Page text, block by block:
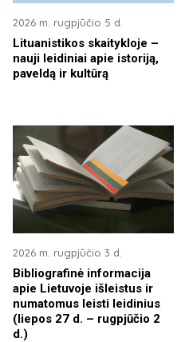
2026 m. rugpjūčio 5 d.
Lituanistikos skaitykloje –
nauji leidiniai apie istoriją,
paveldą ir kultūrą
2026 m. rugpjūčio 3 d.
Bibliografinė informacija
apie Lietuvoje išleistus ir
numatomus leisti leidinius
(liepos 27 d. – rugpjūčio 2
d.)